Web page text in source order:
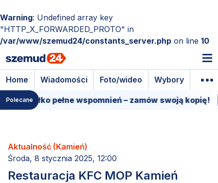
Warning: Undefined array key
"HTTP_X_FORWARDED_PROTO" in
/var/www/szemud24/constants_server.php on line 10
Home Wiadomości Foto/wideo Wybory
Polecanepełne wspomnień – zamów swoją kopię! 15
Aktualność (Kamień)
Środa, 8 stycznia 2025, 12:00
Restauracja KFC MOP Kamień